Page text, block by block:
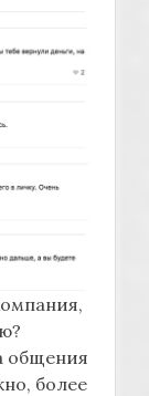
общения
более